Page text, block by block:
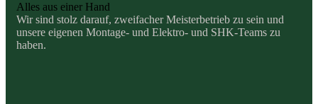
Alles aus einer Hand
Wir sind stolz darauf, zweifacher Meisterbetrieb zu sein und
unsere eigenen Montage- und Elektro- und SHK-Teams zu
haben.